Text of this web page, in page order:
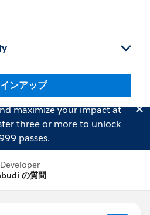
ンアップ
maximize your impact at
three or more to unlock
passes.
の質問